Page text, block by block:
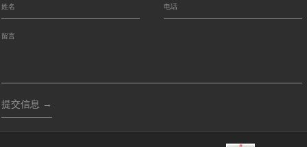
提交信息 →